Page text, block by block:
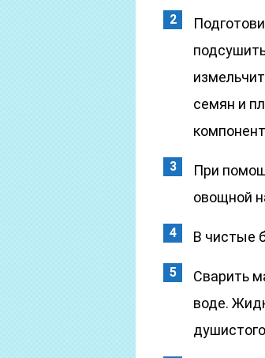
семян и
При
овощной
В чистые
Сварить
воде.